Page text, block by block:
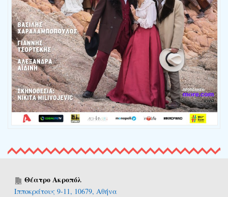
Θέατρο Ακροπόλ
Ιπποκράτους 9-11, 10679, Αθήνα